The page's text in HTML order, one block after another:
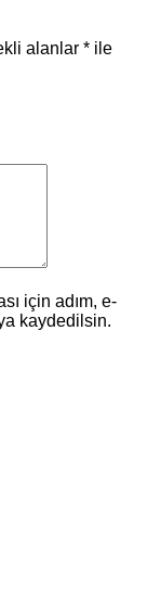
alanlar * ile
için adım, e-
kaydedilsin.